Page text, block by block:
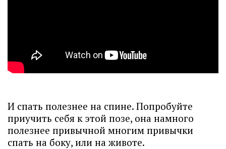
И спать полезнее на спине. Попробуйте
приучить себя к этой позе, она намного
полезнее привычной многим привычки
спать на боку, или на животе.